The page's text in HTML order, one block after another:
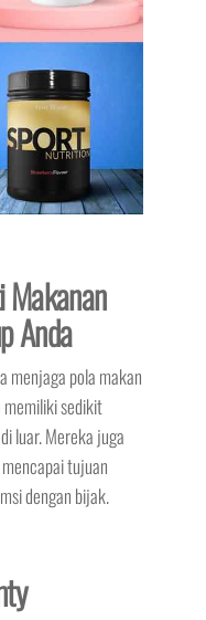
Makanan
Anda
menjaga pola makan
memiliki sedikit
luar. Mereka juga
tujuan
dengan bijak.